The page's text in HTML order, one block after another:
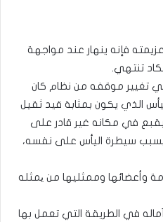
فإنه ينهار عند مواجهة
تنتهي.
تغيير موقفه من نظام كان
الذي يكون بمثابة قيد ثقيل
في مكانه غير قادر على
بسبب سيطرة اليأس على نفسه،
وأعضائها وممثليها من یمثله
في الطريقة التي تعمل بها